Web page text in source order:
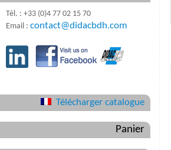
Tél. : +33 (0)4 77 02 15 70
Email : contact@didacbdh.com
Télécharger catalogue
Panier